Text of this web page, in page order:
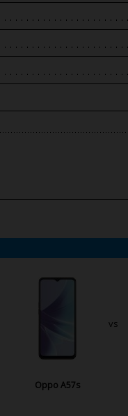
Oppo A57s
vs